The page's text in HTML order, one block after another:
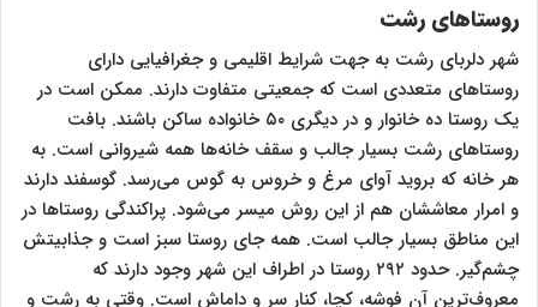
روستاهای رشت
شهر دلربای رشت به جهت شرایط اقلیمی و جغرافیایی دارای
روستاهای متعددی است که جمعیتی متفاوت دارند. ممکن است در
یک روستا ده خانوار و در دیگری ۵۰ خانواده ساکن باشند. بافت
روستاهای رشت بسیار جالب و سقف خانه‌ها همه شیروانی است. به
هر خانه که بروید آوای مرغ و خروس به گوس می‌رسد. گوسفند دارند
و امرار معاششان هم از این روش میسر می‌شود. پراکندگی روستاها در
این مناطق بسیار جالب است. همه جای روستا سبز است و جذابیتش
چشم‌گیر. حدود ۲۹۲ روستا در اطراف این شهر وجود دارند که
معروف‌ترین آن فوشه، کچا، کنار سر و داماش است. وقتی به رشت و